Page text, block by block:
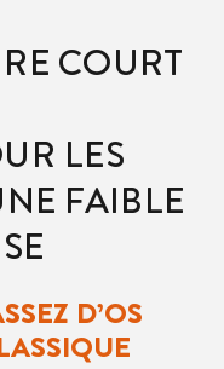
COURT
LES
FAIBLE
D’OS